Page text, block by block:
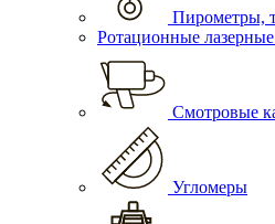
Пирометры,
Ротационные
Смотровые
Угломеры